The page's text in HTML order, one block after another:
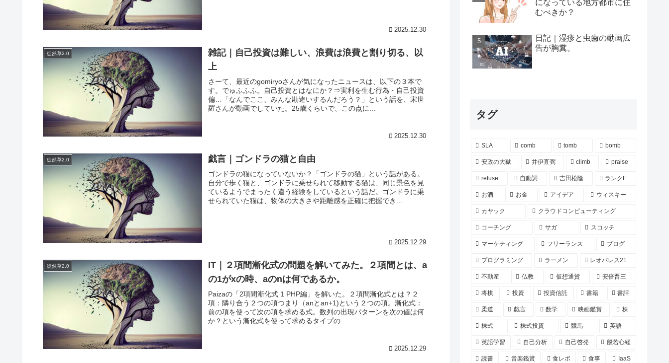
2025.12.30
徒然草2.0
雑記｜自己投資は難しい、浪費は浪費と割り切る、以
上
さーて、最近のgomiryoさんが気になったニュースは、以下の３本で
す。でゅふふふ。自己投資とはなにか？⇒実利を生む行為・自己投資
偏…「なんでここ、みんな勘違いするんだろう？」という話を、宋世
羅さんが動画でしていた。25歳くらいで、この点に...
2025.12.30
徒然草2.0 戯言｜ゴンドラの猫と自由
ゴンドラの猫になっていないか？「ゴンドラの猫」という話がある。
自分で歩く猫と、ゴンドラに乗せられて移動する猫は、同じ景色を見
ているようでまったく違う経験をしているという話だ。ゴンドラに乗
せられていた猫は、物体の大きさや距離感を正確に把握でき...
2025.12.29
徒然草2.0
IT｜２項間漸化式の問題を解いてみた。２項間とは、a
の1がxの時、aのnは何であるか。
Paizaの「2項間漸化式 1 PHP編」を解いた。２項間漸化式とは？２
項：隣り合う２つの項つまり（anとan+1)という２つの項。漸化式：
前の項を使って次の項を求める式。数列の出現パターンを次の値は何
か？という漸化式を使って求めるタイプの...
2025.12.29
になっている地方都市に住
むべきか？
日記｜湿疹と虫歯の動画広
告が胸糞。
タグ
SLA comb tomb bomb
安政の大獄 井伊直弼 climb praise
refuse 自動詞 吉田松陰 ランクE
お酒 お金 アイデア ウィスキー
カヤック クラウドコンピューティング
コーチング サガ スコッチ
マーケティング フリーランス ブログ
プログラミング ラーメン レオパレス21
不動産 仏教 仮想通貨 安倍晋三
将棋 投資 投資信託 書籍 書評
柔道 戯言 数学 映画鑑賞 株
株式 株式投資 競馬 英語
英語学習 自己分析 自己啓発 般若心経
読書 音楽鑑賞 食レポ 食事 IaaS